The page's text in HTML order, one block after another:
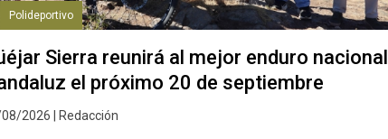
Polideportivo
Sierra reunirá al mejor enduro nacional
el próximo 20 de septiembre
2026 | Redacción